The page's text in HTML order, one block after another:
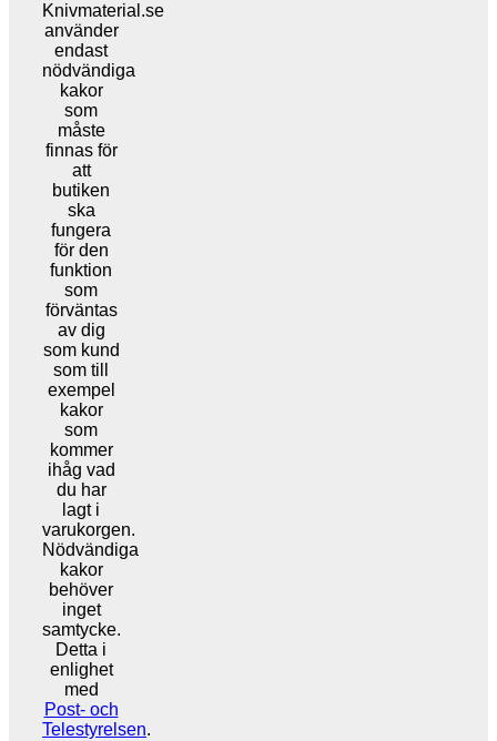
Knivmaterial.se
använder
endast
nödvändiga
kakor
som
måste
finnas för
att
butiken
ska
fungera
för den
funktion
som
förväntas
av dig
som kund
som till
exempel
kakor
som
kommer
ihåg vad
du har
lagt i
varukorgen.
Nödvändiga
kakor
behöver
inget
samtycke.
Detta i
enlighet
med
Post- och
Telestyrelsen.